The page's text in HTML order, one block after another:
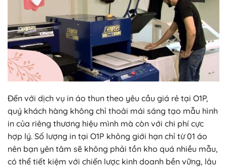
Đến với dịch vụ in áo thun theo yêu cầu giá rẻ tại O1P,
quý khách hàng không chỉ thoải mái sáng tạo mẫu hình
in của riêng thương hiệu mình mà còn với chi phí cực
hợp lý. Số lượng in tại O1P không giới hạn chỉ từ 01 áo
nên bạn yên tâm sẽ không phải tồn kho quá nhiều mẫu,
có thể tiết kiệm với chiến lược kinh doanh bền vững, lâu